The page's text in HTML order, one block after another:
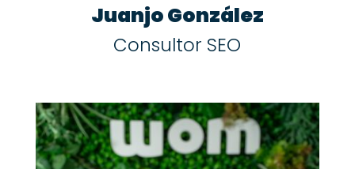
Juanjo González
Consultor SEO